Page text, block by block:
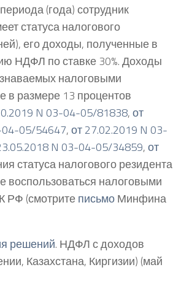
(года) сотрудник
статуса налогового
его доходы, полученные в
НДФЛ по ставке 30%. Доходы
налоговыми
в размере 13 процентов
N 03-04-05/81838,от
04-05/54647,от 27.02.2019 N 03-
N 03-04-05/34859,от
статуса налогового резидента
налоговыми
РФ (смотритеписьмоМинфина
решений. НДФЛ с доходов
Казахстана, Киргизии) (май